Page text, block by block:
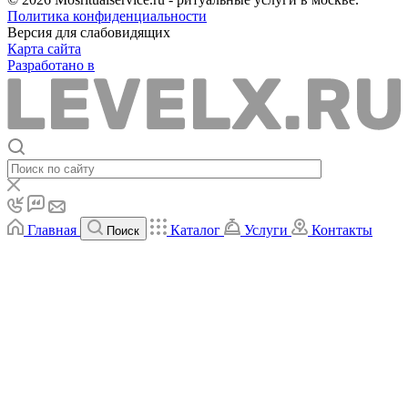
Политика конфиденциальности
Версия для слабовидящих
Карта сайта
Разработано в
Главная Поиск Каталог Услуги Контакты